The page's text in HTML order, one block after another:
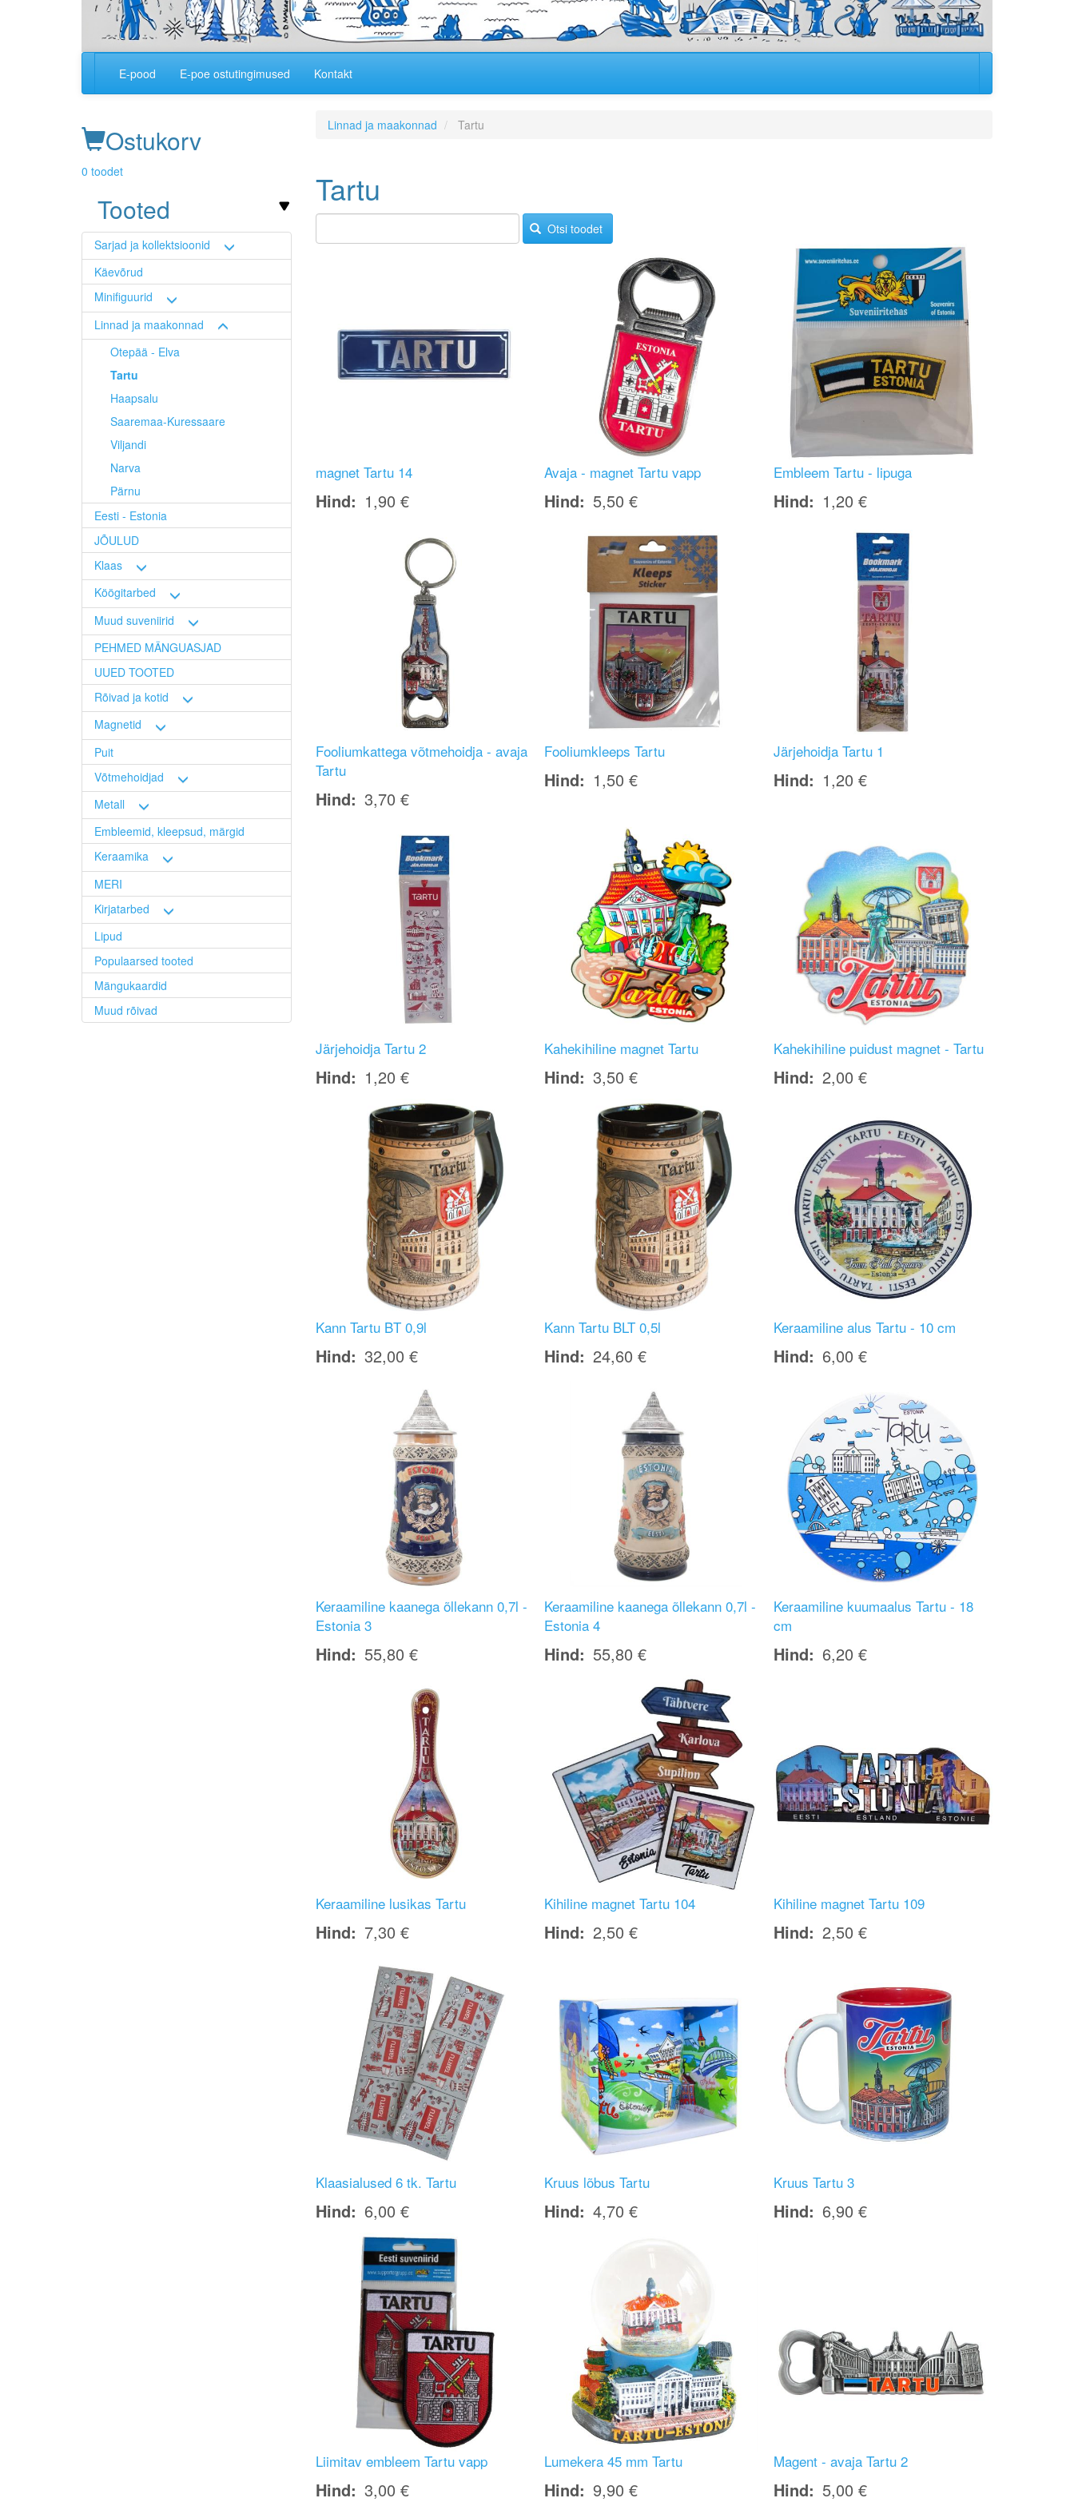
Main
E-pood E-poe ostutingimused Kontakt
Ostukorv
0 toodet
Tooted
Sarjad ja kollektsioonid
Käevõrud
Minifiguurid
Linnad ja maakonnad
Otepää - Elva
Tartu
Haapsalu
Saaremaa-Kuressaare
Viljandi
Narva
Pärnu
Eesti - Estonia
JÕULUD
Klaas
Köögitarbed
Muud suveniirid
PEHMED MÄNGUASJAD
UUED TOOTED
Rõivad ja kotid
Magnetid
Puit
Võtmehoidjad
Metall
Embleemid, kleepsud, märgid
Keraamika
MERI
Kirjatarbed
Lipud
Populaarsed tooted
Mängukaardid
Muud rõivad
Linnad ja maakonnad Tartu
Tartu
Otsi toodet
magnet Tartu 14
Hind 1,90 €
Avaja - magnet Tartu vapp
Hind 5,50 €
Image
Embleem Tartu - lipuga
Hind 1,20 €
Fooliumkattega võtmehoidja - avaja
Tartu
Hind 3,70 €
Fooliumkleeps Tartu
Hind 1,50 €
Järjehoidja Tartu 1
Hind 1,20 €
Järjehoidja Tartu 2
Hind 1,20 €
Kahekihiline magnet Tartu
Hind 3,50 €
Kahekihiline puidust magnet - Tartu
Hind 2,00 €
Kann Tartu BT 0,9l
Hind 32,00 €
Kann Tartu BLT 0,5l
Hind 24,60 €
Keraamiline alus Tartu - 10 cm
Hind 6,00 €
Keraamiline kaanega õllekann 0,7l -
Estonia 3
Hind 55,80 €
Keraamiline kaanega õllekann 0,7l -
Estonia 4
Hind 55,80 €
Keraamiline kuumaalus Tartu - 18
cm
Hind 6,20 €
Keraamiline lusikas Tartu
Hind 7,30 €
Kihiline magnet Tartu 104
Hind 2,50 €
Kihiline magnet Tartu 109
Hind 2,50 €
Klaasialused 6 tk. Tartu
Hind 6,00 €
Kruus lõbus Tartu
Hind 4,70 €
Kruus Tartu 3
Hind 6,90 €
Liimitav embleem Tartu vapp
Hind 3,00 €
Lumekera 45 mm Tartu
Hind 9,90 €
Magent - avaja Tartu 2
Hind 5,00 €